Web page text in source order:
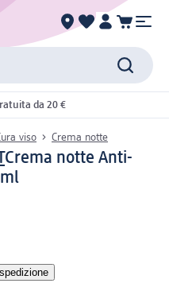
da 20 €
viso Crema notte
Crema notte Anti-
spedizione